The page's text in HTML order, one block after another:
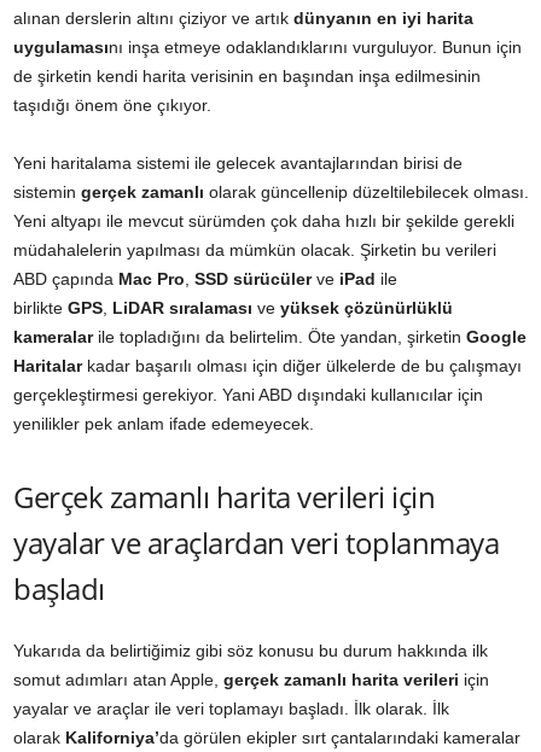
alınan derslerin altını çiziyor ve artık dünyanın en iyi harita
uygulamasını inşa etmeye odaklandıklarını vurguluyor. Bunun için
de şirketin kendi harita verisinin en başından inşa edilmesinin
taşıdığı önem öne çıkıyor.
Yeni haritalama sistemi ile gelecek avantajlarından birisi de
sistemin gerçek zamanlı olarak güncellenip düzeltilebilecek olması.
Yeni altyapı ile mevcut sürümden çok daha hızlı bir şekilde gerekli
müdahalelerin yapılması da mümkün olacak. Şirketin bu verileri
ABD çapında Mac Pro SSD sürücülerve iPad ile
birlikte GPS LiDAR sıralaması ve yüksek çözünürlüklü
kameralarile topladığını da belirtelim. Öte yandan, şirketin Google
Haritalarkadar başarılı olması için diğer ülkelerde de bu çalışmayı
gerçekleştirmesi gerekiyor. Yani ABD dışındaki kullanıcılar için
yenilikler pek anlam ifade edemeyecek.
Gerçek zamanlı harita verileri için
yayalar ve araçlardan veri toplanmaya
başladı
Yukarıda da belirtiğimiz gibi söz konusu bu durum hakkında ilk
somut adımları atan Apple, gerçek zamanlı harita verileri için
yayalar ve araçlar ile veri toplamayı başladı. İlk olarak. İlk
olarak Kaliforniya’da görülen ekipler sırt çantalarındaki kameralar